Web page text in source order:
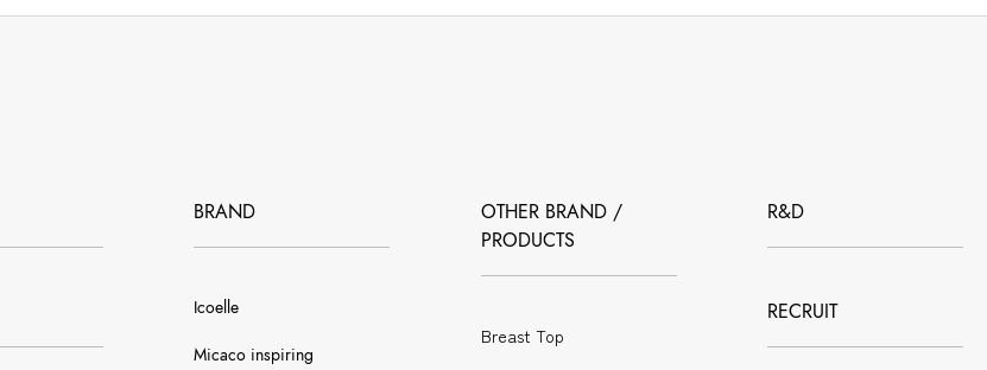
BRAND
Icoelle
Micaco inspiring
OTHER BRAND /
PRODUCTS
Breast Top
R&D
RECRUIT